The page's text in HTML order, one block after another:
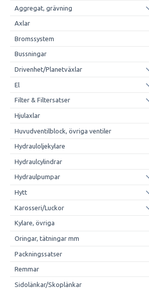
Aggregat, grävning
Axlar
Bromssystem
Bussningar
Drivenhet/Planetväxlar
El
Filter & Filtersatser
Hjulaxlar
Huvudventilblock, övriga ventiler
Hydrauloljekylare
Hydraulcylindrar
Hydraulpumpar
Hytt
Karosseri/Luckor
Kylare, övriga
Oringar, tätningar mm
Packningssatser
Remmar
Sidolänkar/Skoplänkar